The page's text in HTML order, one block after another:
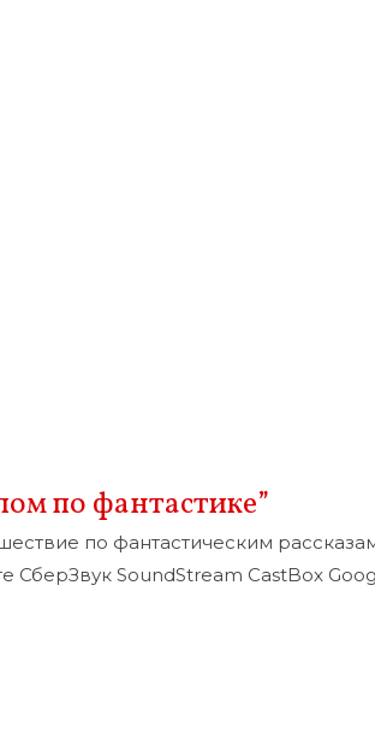
по фантастике”
по фантастическим
СберЗвук SoundStream CastBox